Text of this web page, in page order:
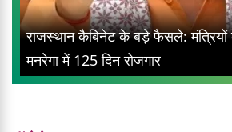
राजस्थान कैबिनेट के बड़े फैसले:
मनरेगा में 125 दिन रोजगार